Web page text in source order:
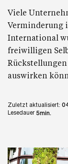
Viele
Verminderung
International
freiwilligen
auswirken
Zuletzt aktualisiert:
Lesedauer 5min.